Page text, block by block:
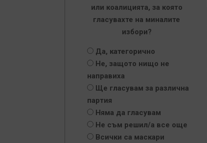
или коалицията, за която
гласувахте на миналите
избори?
Да, категорично
Не, защото нищо не
направиха
Ще гласувам за различна
партия
Няма да гласувам
Не съм решил/а все още
Всички са маскари